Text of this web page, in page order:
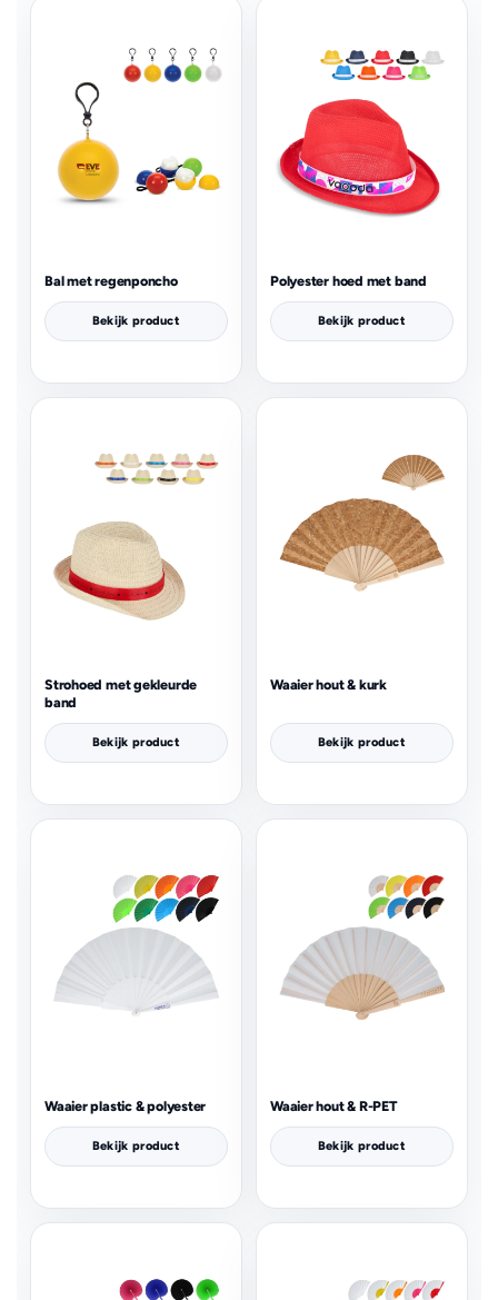
Bal met regenponcho
Bekijk product
Polyester hoed met band
Bekijk product
Strohoed met gekleurde
band
Bekijk product
Waaier hout & kurk
Bekijk product
Waaier plastic & polyester
Bekijk product
Waaier hout & R-PET
Bekijk product